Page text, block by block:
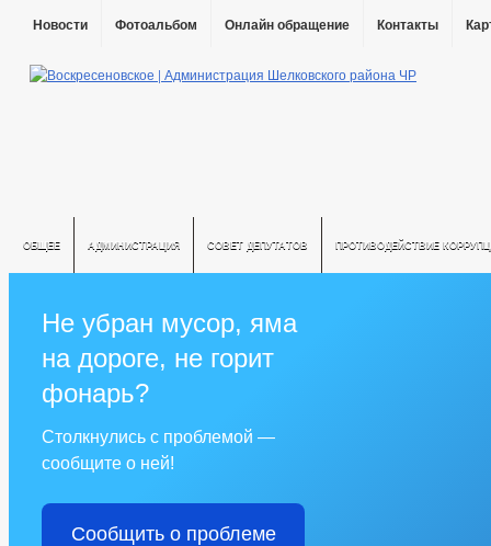
Новости Фотоальбом Онлайн обращение Контакты
ОБЩЕЕ АДМИНИСТРАЦИЯ СОВЕТ ДЕПУТАТОВ ПРОТИВОДЕЙСТВИЕ
Не убран мусор, яма
на дороге, не горит
фонарь?
Столкнулись с проблемой —
сообщите о ней!
Сообщить о проблеме